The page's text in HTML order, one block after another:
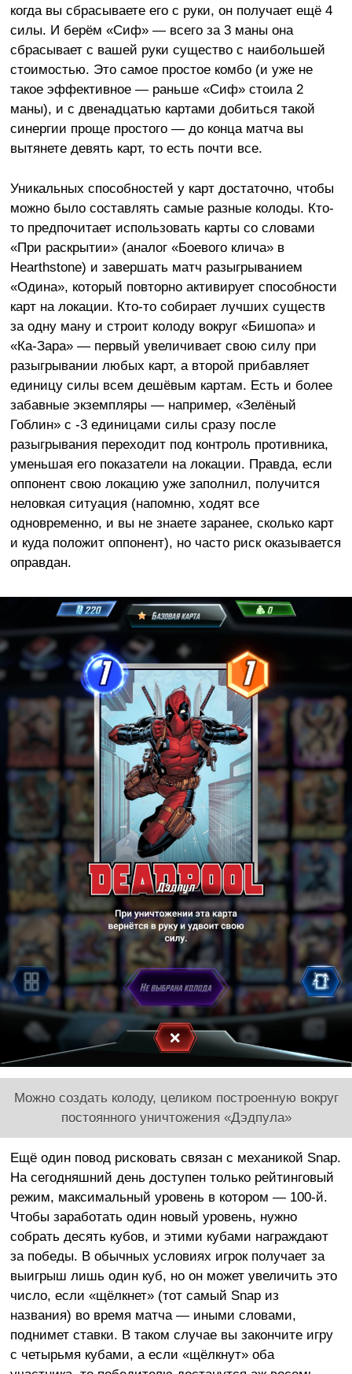
когда вы сбрасываете его с руки, он получает ещё 4
силы. И берём «Сиф» — всего за 3 маны она
сбрасывает с вашей руки существо с наибольшей
стоимостью. Это самое простое комбо (и уже не
такое эффективное — раньше «Сиф» стоила 2
маны), и с двенадцатью картами добиться такой
синергии проще простого — до конца матча вы
вытянете девять карт, то есть почти все.
Уникальных способностей у карт достаточно, чтобы
можно было составлять самые разные колоды. Кто-
то предпочитает использовать карты со словами
«При раскрытии» (аналог «Боевого клича» в
Hearthstone) и завершать матч разыгрыванием
«Одина», который повторно активирует способности
карт на локации. Кто-то собирает лучших существ
за одну ману и строит колоду вокруг «Бишопа» и
«Ка-Зара» — первый увеличивает свою силу при
разыгрывании любых карт, а второй прибавляет
единицу силы всем дешёвым картам. Есть и более
забавные экземпляры — например, «Зелёный
Гоблин» с -3 единицами силы сразу после
разыгрывания переходит под контроль противника,
уменьшая его показатели на локации. Правда, если
оппонент свою локацию уже заполнил, получится
неловкая ситуация (напомню, ходят все
одновременно, и вы не знаете заранее, сколько карт
и куда положит оппонент), но часто риск оказывается
оправдан.
Можно создать колоду, целиком построенную вокруг
постоянного уничтожения «Дэдпула»
Ещё один повод рисковать связан с механикой Snap.
На сегодняшний день доступен только рейтинговый
режим, максимальный уровень в котором — 100-й.
Чтобы заработать один новый уровень, нужно
собрать десять кубов, и этими кубами награждают
за победы. В обычных условиях игрок получает за
выигрыш лишь один куб, но он может увеличить это
число, если «щёлкнет» (тот самый Snap из
названия) во время матча — иными словами,
поднимет ставки. В таком случае вы закончите игру
с четырьмя кубами, а если «щёлкнут» оба